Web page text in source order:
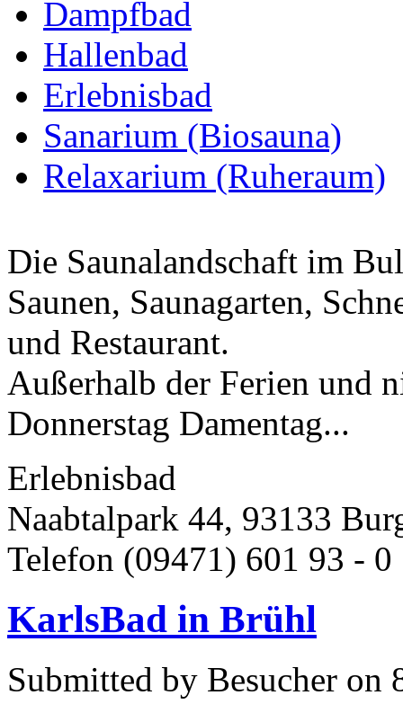
Dampfbad
Hallenbad
Erlebnisbad
Sanarium (Biosauna)
Relaxarium (Ruheraum)
Die Saunalandschaft im
Saunen, Saunagarten,
und Restaurant.
Außerhalb der Ferien und
Donnerstag Damentag...
Erlebnisbad
Naabtalpark 44, 93133
Telefon (09471) 601 93 -
KarlsBad in Brühl
Submitted by Besucher on